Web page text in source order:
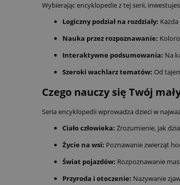
Wybierając encyklopedie z tej serii,
Logiczny podział na rozdziały:
Nauka przez rozpoznawanie:
Interaktywne podsumowania: Na
Szeroki wachlarz tematów: Od
Czego nauczy się Twój
Seria encyklopedii wprowadza dzieci w
Ciało człowieka: Zrozumienie, jak
Życie na wsi: Poznawanie zwierząt
Świat pojazdów: Rozpoznawanie
Przyroda i otoczenie: Nazywanie